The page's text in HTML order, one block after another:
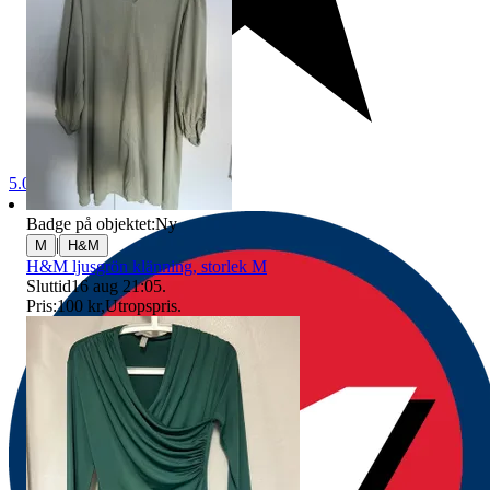
5.0
Badge på objektet:Ny
M | H&M
H&M ljusgrön klänning, storlek M
Sluttid16 aug 21:05.
Pris:100 kr,Utropspris.